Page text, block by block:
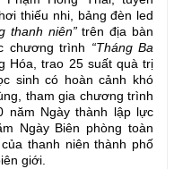
thiếu nhi, bảng đèn led
thanh niên”trên địa bàn
chương trình “Tháng Ba
Hóa, trao 25 suất quà trị
sinh có hoàn cảnh khó
tham gia chương trình
năm Ngày thành lập lực
Ngày Biên phòng toàn
thanh niên thành phố
giới.